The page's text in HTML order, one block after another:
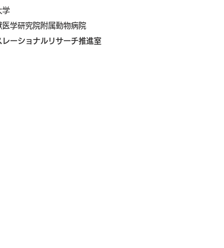
学
医学研究院附属動物病院
レーショナルリサーチ推進室